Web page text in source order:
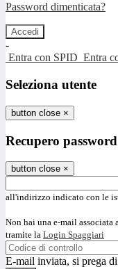
Password dimenticata?
-
Entra con SPID Entra
Seleziona utente
button close ×
Recupero password
button close ×
all'indirizzo indicato con le
Non hai una e-mail associata
tramite la Login Spaggiari
E-mail inviata, si prega